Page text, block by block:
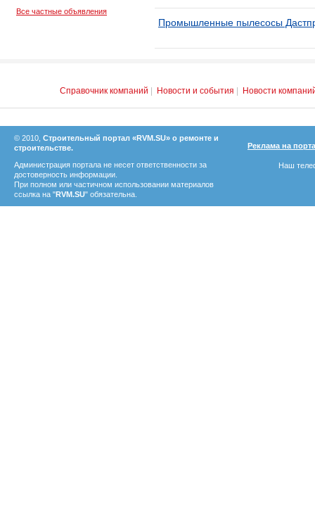
Все частные объявления
Промышленные пылесосы
Справочник компаний Новости и события Новости
© 2010, Строительный портал «RVM.SU» о ремонте и
строительстве.
Администрация портала не несет ответственности за
достоверность информации.
При полном или частичном использовании материалов
ссылка на "RVM.SU" обязательна.
Реклама на
Наш